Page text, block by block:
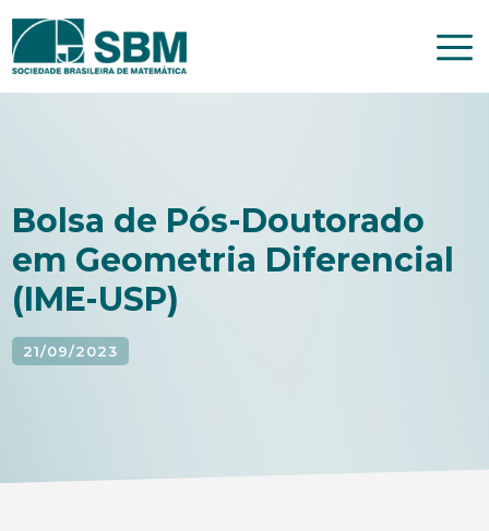
Pular
para
Bolsa de Pós-Doutorado
em Geometria Diferencial
(IME-USP)
21/09/2023